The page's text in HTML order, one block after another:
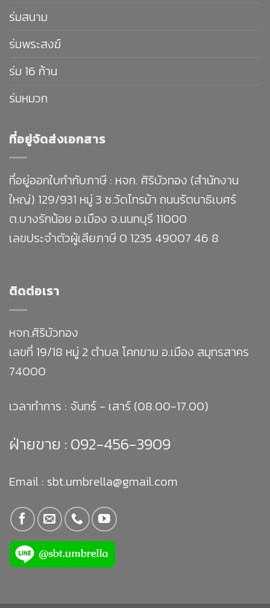
ร่มสนาม
ร่มพระสงฆ์
ร่ม 16 ก้าน
ร่มหมวก
ที่อยู่จัดส่งเอกสาร
ที่อยู่ออกใบกำกับภาษี : หจก. ศิริบัวทอง (สำนักงาน
ใหญ่) 129/931 หมู่ 3 ซ.วัดไทรม้า ถนนรัตนาธิเบศร์
ต.บางรักน้อย อ.เมือง จ.นนทบุรี 11000
เลขประจำตัวผู้เสียภาษี 0 1235 49007 46 8
ติดต่อเรา
หจก.ศิริบัวทอง
เลขที่ 19/18 หมู่ 2 ตำบล โคกขาม อ.เมือง สมุทรสาคร
74000
เวลาทำการ : จันทร์ - เสาร์ (08.00-17.00)
ฝ่ายขาย : 092-456-3909
Email : sbt.umbrella@gmail.com